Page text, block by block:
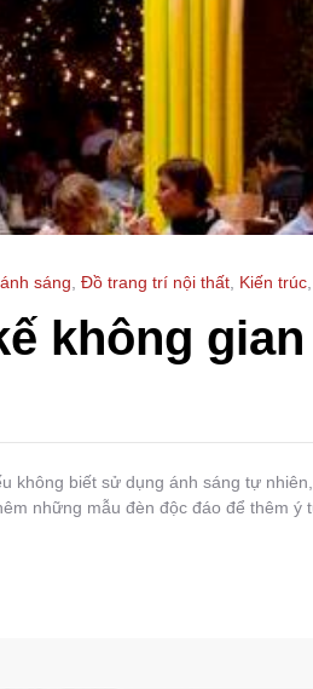
sáng Đồ trang trí nội thất Kiến trúc
không
không biết sử dụng ánh sáng tự
những mẫu đèn độc đáo để thêm ý